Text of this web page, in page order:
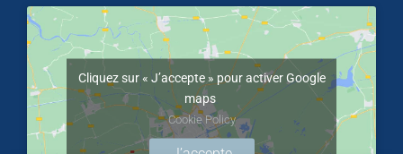
Cliquez sur « J’accepte » pour activer Google
maps
Cookie Policy